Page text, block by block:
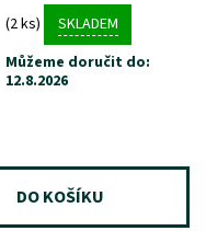
(2 ks)
SKLADEM
Můžeme doručit do:
12.8.2026